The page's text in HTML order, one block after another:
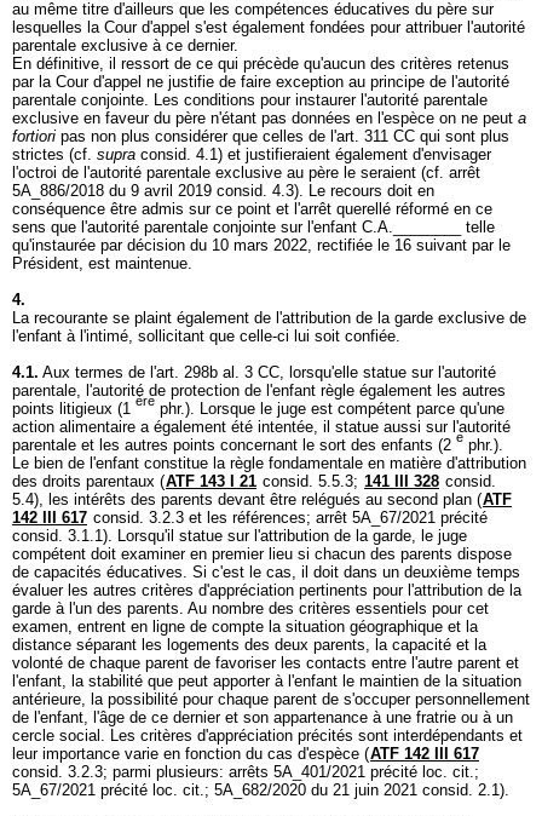
au même titre d'ailleurs que les compétences éducatives du père sur
lesquelles la Cour d'appel s'est également fondées pour attribuer l'autorité
parentale exclusive à ce dernier.
En définitive, il ressort de ce qui précède qu'aucun des critères retenus
par la Cour d'appel ne justifie de faire exception au principe de l'autorité
parentale conjointe. Les conditions pour instaurer l'autorité parentale
exclusive en faveur du père n'étant pas données en l'espèce on ne peut a
fortiori pas non plus considérer que celles de l'art. 311 CC qui sont plus
strictes (cf. supra consid. 4.1) et justifieraient également d'envisager
l'octroi de l'autorité parentale exclusive au père le seraient (cf. arrêt
5A_886/2018 du 9 avril 2019 consid. 4.3). Le recours doit en
conséquence être admis sur ce point et l'arrêt querellé réformé en ce
sens que l'autorité parentale conjointe sur l'enfant C.A.________ telle
qu'instaurée par décision du 10 mars 2022, rectifiée le 16 suivant par le
Président, est maintenue.
4.
La recourante se plaint également de l'attribution de la garde exclusive de
l'enfant à l'intimé, sollicitant que celle-ci lui soit confiée.
4.1. Aux termes de l'art. 298b al. 3 CC, lorsqu'elle statue sur l'autorité
parentale, l'autorité de protection de l'enfant règle également les autres
points litigieux (1 ère phr.). Lorsque le juge est compétent parce qu'une
action alimentaire a également été intentée, il statue aussi sur l'autorité
parentale et les autres points concernant le sort des enfants (2 e phr.).
Le bien de l'enfant constitue la règle fondamentale en matière d'attribution
des droits parentaux (ATF 143 I 21 consid. 5.5.3; 141 III 328 consid.
5.4), les intérêts des parents devant être relégués au second plan (ATF
142 III 617 consid. 3.2.3 et les références; arrêt 5A_67/2021 précité
consid. 3.1.1). Lorsqu'il statue sur l'attribution de la garde, le juge
compétent doit examiner en premier lieu si chacun des parents dispose
de capacités éducatives. Si c'est le cas, il doit dans un deuxième temps
évaluer les autres critères d'appréciation pertinents pour l'attribution de la
garde à l'un des parents. Au nombre des critères essentiels pour cet
examen, entrent en ligne de compte la situation géographique et la
distance séparant les logements des deux parents, la capacité et la
volonté de chaque parent de favoriser les contacts entre l'autre parent et
l'enfant, la stabilité que peut apporter à l'enfant le maintien de la situation
antérieure, la possibilité pour chaque parent de s'occuper personnellement
de l'enfant, l'âge de ce dernier et son appartenance à une fratrie ou à un
cercle social. Les critères d'appréciation précités sont interdépendants et
leur importance varie en fonction du cas d'espèce (ATF 142 III 617
consid. 3.2.3; parmi plusieurs: arrêts 5A_401/2021 précité loc. cit.;
5A_67/2021 précité loc. cit.; 5A_682/2020 du 21 juin 2021 consid. 2.1).